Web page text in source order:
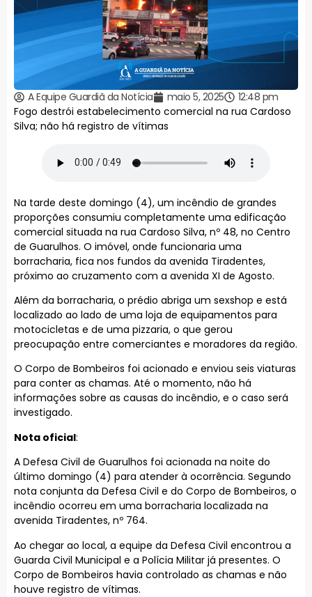
A Equipe Guardiã da Notícia maio 5, 2025
12:48 pm
Fogo destrói estabelecimento comercial na rua Cardoso
Silva; não há registro de vítimas
Na tarde deste domingo (4), um incêndio de grandes
proporções consumiu completamente uma edificação
comercial situada na rua Cardoso Silva, nº 48, no Centro
de Guarulhos. O imóvel, onde funcionaria uma
borracharia, fica nos fundos da avenida Tiradentes,
próximo ao cruzamento com a avenida XI de Agosto.
Além da borracharia, o prédio abriga um sexshop e está
localizado ao lado de uma loja de equipamentos para
motocicletas e de uma pizzaria, o que gerou
preocupação entre comerciantes e moradores da região.
O Corpo de Bombeiros foi acionado e enviou seis viaturas
para conter as chamas. Até o momento, não há
informações sobre as causas do incêndio, e o caso será
investigado.
Nota oficial:
A Defesa Civil de Guarulhos foi acionada na noite do
último domingo (4) para atender à ocorrência. Segundo
nota conjunta da Defesa Civil e do Corpo de Bombeiros, o
incêndio ocorreu em uma borracharia localizada na
avenida Tiradentes, nº 764.
Ao chegar ao local, a equipe da Defesa Civil encontrou a
Guarda Civil Municipal e a Polícia Militar já presentes. O
Corpo de Bombeiros havia controlado as chamas e não
houve registro de vítimas.